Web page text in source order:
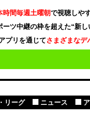
時間毎週土曜朝で視聴しや
ツ中継の枠を超えた“新し
プリを通じてさまざまなデ
リーグ ニュース